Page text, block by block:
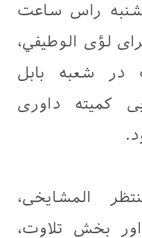
شنبه راس ساعت
لؤی الوطيفي،
در شعبه بابل
کمیته داوری
المشايخی،
بخش تلاوت،